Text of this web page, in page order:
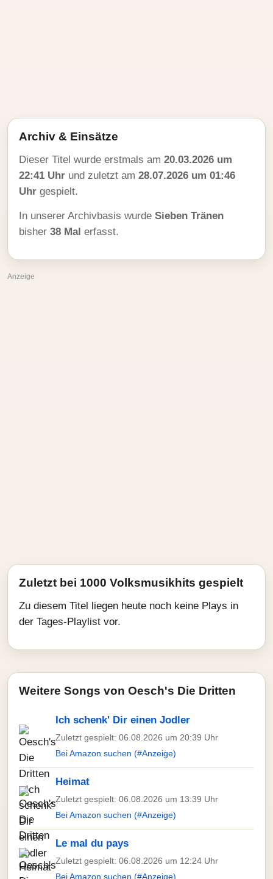
Archiv & Einsätze
Dieser Titel wurde erstmals am 20.03.2026 um
22:41 Uhr und zuletzt am 28.07.2026 um 01:46
Uhr gespielt.
In unserer Archivbasis wurde Sieben Tränen
bisher 38 Mal erfasst.
Anzeige
Zuletzt bei 1000 Volksmusikhits gespielt
Zu diesem Titel liegen heute noch keine Plays in
der Tages-Playlist vor.
Weitere Songs von Oesch's Die Dritten
Ich schenk' Dir einen Jodler
Zuletzt gespielt: 06.08.2026 um 20:39 Uhr
Bei Amazon suchen (#Anzeige)
Heimat
Zuletzt gespielt: 06.08.2026 um 13:39 Uhr
Bei Amazon suchen (#Anzeige)
Le mal du pays
Zuletzt gespielt: 06.08.2026 um 12:24 Uhr
Bei Amazon suchen (#Anzeige)